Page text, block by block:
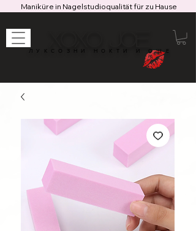
ЛУКСОЗНИ НОКТИ И ОЩЕ
Maniküre in Nagelstudioqualität für zu Hause